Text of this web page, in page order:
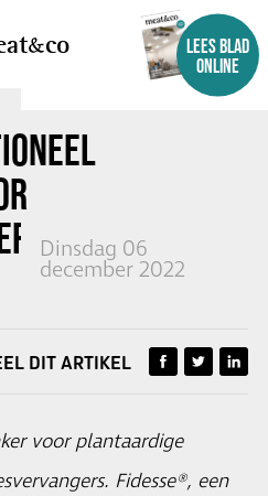
co
LEES BLAD
ONLINE
Dinsdag 06
december 2022
DIT ARTIKEL
voor plantaardige
Fidesse®, een